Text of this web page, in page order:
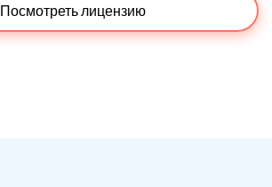
Посмотреть лицензию